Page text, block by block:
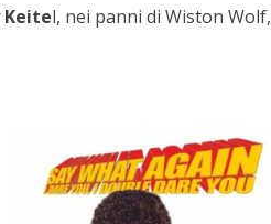
Keitel, nei panni di Wiston Wolf,